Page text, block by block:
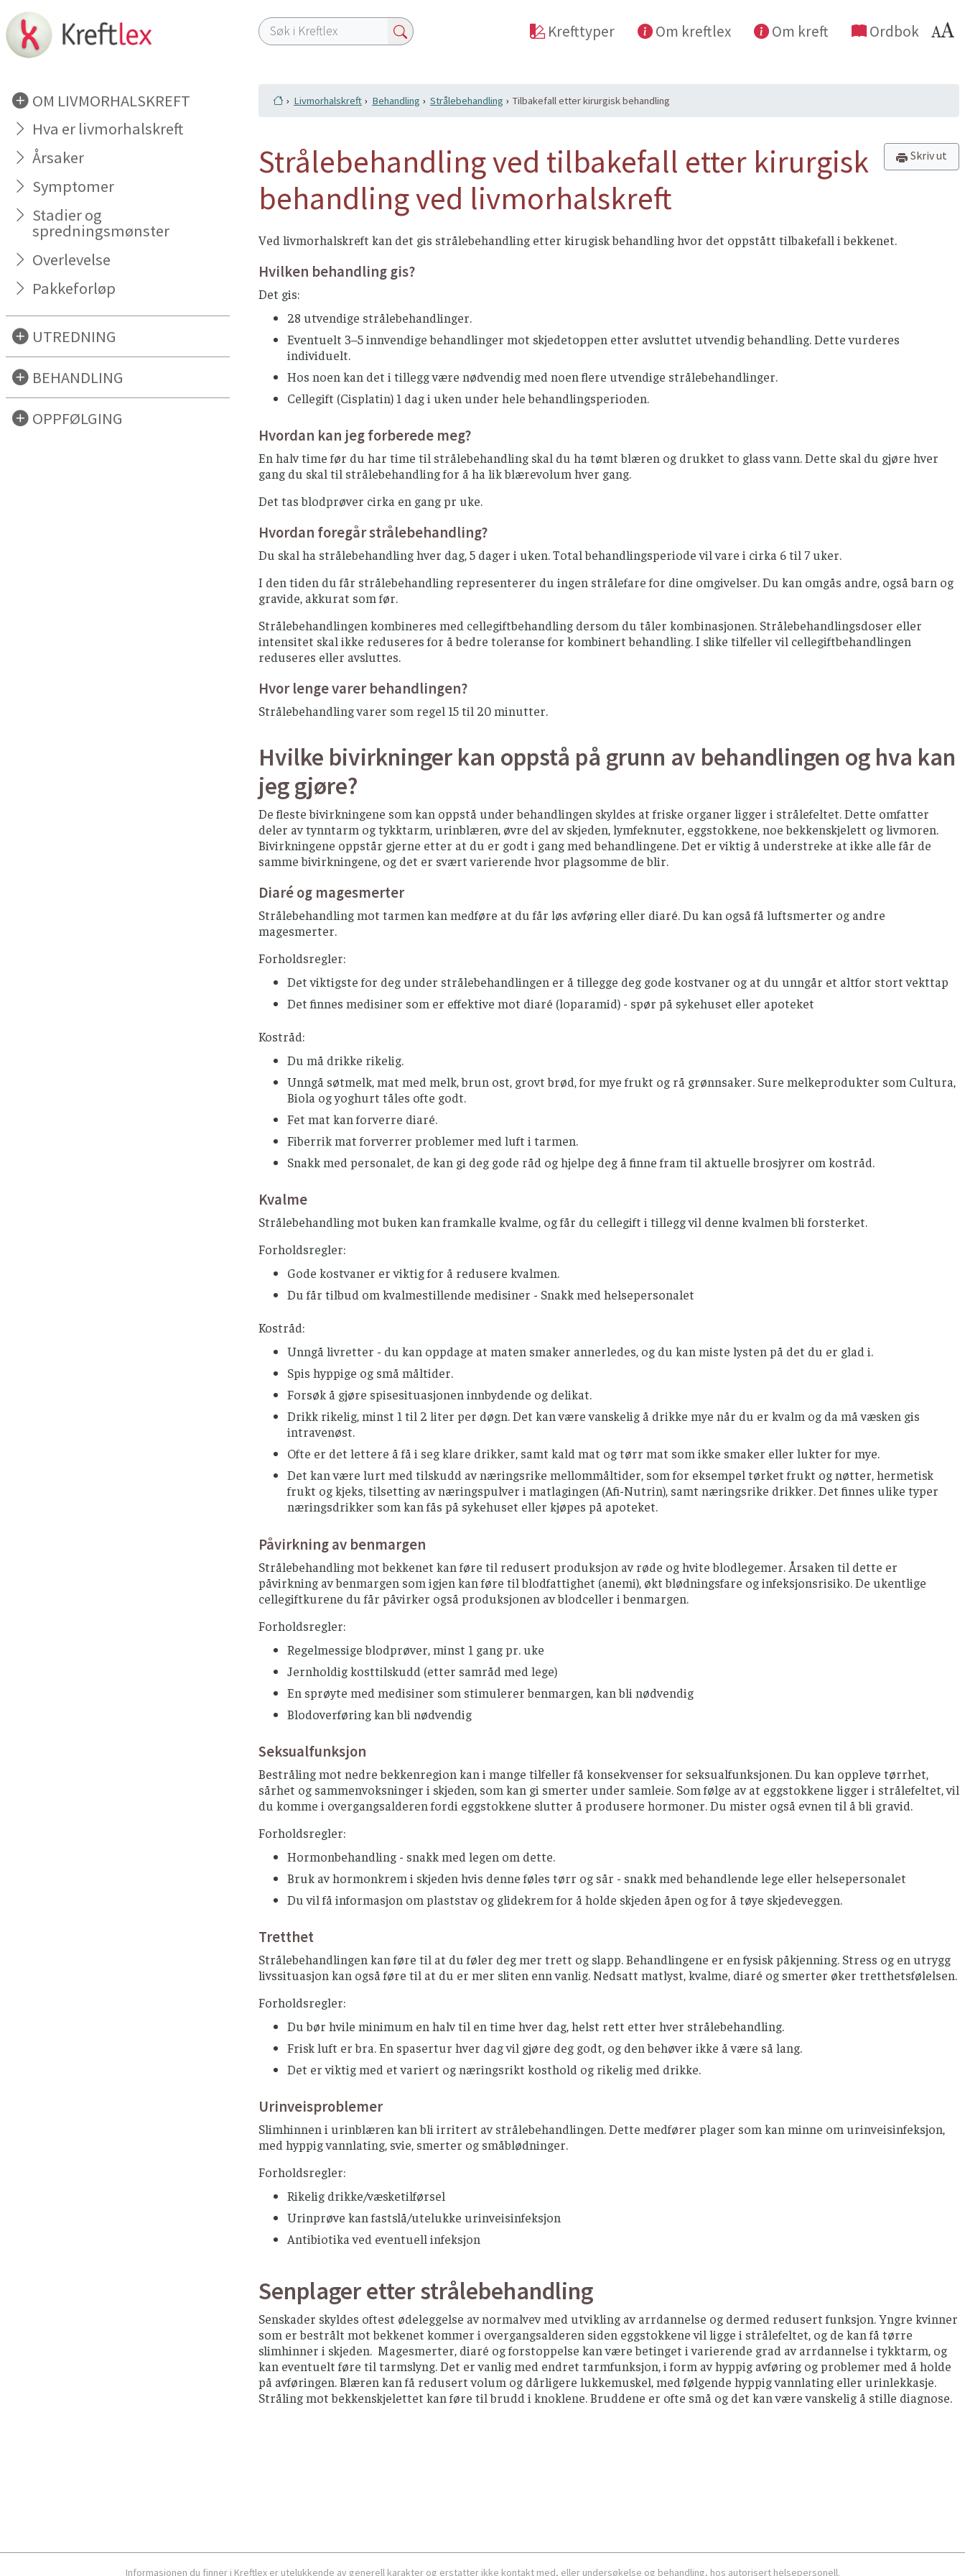
OM LIVMORHALSKREFT
Hva er livmorhalskreft
Årsaker
Symptomer
Stadier og
spredningsmønster
Overlevelse
Pakkeforløp
UTREDNING
BEHANDLING
OPPFØLGING
Krefttyper Om kreftlex Om kreft Ordbok
Livmorhalskreft Behandling Strålebehandling Tilbakefall etter kirurgisk behandling
Skriv ut
Strålebehandling ved tilbakefall etter kirurgisk
behandling ved livmorhalskreft
Ved livmorhalskreft kan det gis strålebehandling etter kirugisk behandling hvor det oppstått tilbakefall i bekkenet.
Hvilken behandling gis?
Det gis:
28 utvendige strålebehandlinger.
Eventuelt 3–5 innvendige behandlinger mot skjedetoppen etter avsluttet utvendig behandling. Dette vurderes
individuelt.
Hos noen kan det i tillegg være nødvendig med noen flere utvendige strålebehandlinger.
Cellegift (Cisplatin) 1 dag i uken under hele behandlingsperioden.
Hvordan kan jeg forberede meg?
En halv time før du har time til strålebehandling skal du ha tømt blæren og drukket to glass vann. Dette skal du gjøre hver
gang du skal til strålebehandling for å ha lik blærevolum hver gang.
Det tas blodprøver cirka en gang pr uke.
Hvordan foregår strålebehandling?
Du skal ha strålebehandling hver dag, 5 dager i uken. Total behandlingsperiode vil vare i cirka 6 til 7 uker.
I den tiden du får strålebehandling representerer du ingen strålefare for dine omgivelser. Du kan omgås andre, også barn og
gravide, akkurat som før.
Strålebehandlingen kombineres med cellegiftbehandling dersom du tåler kombinasjonen. Strålebehandlingsdoser eller
intensitet skal ikke reduseres for å bedre toleranse for kombinert behandling. I slike tilfeller vil cellegiftbehandlingen
reduseres eller avsluttes.
Hvor lenge varer behandlingen?
Strålebehandling varer som regel 15 til 20 minutter.
Hvilke bivirkninger kan oppstå på grunn av behandlingen og hva kan
jeg gjøre?
De fleste bivirkningene som kan oppstå under behandlingen skyldes at friske organer ligger i strålefeltet. Dette omfatter
deler av tynntarm og tykktarm, urinblæren, øvre del av skjeden, lymfeknuter, eggstokkene, noe bekkenskjelett og livmoren.
Bivirkningene oppstår gjerne etter at du er godt i gang med behandlingene. Det er viktig å understreke at ikke alle får de
samme bivirkningene, og det er svært varierende hvor plagsomme de blir.
Diaré og magesmerter
Strålebehandling mot tarmen kan medføre at du får løs avføring eller diaré. Du kan også få luftsmerter og andre
magesmerter.
Forholdsregler:
Det viktigste for deg under strålebehandlingen er å tillegge deg gode kostvaner og at du unngår et altfor stort vekttap
Det finnes medisiner som er effektive mot diaré (loparamid) - spør på sykehuset eller apoteket
Kostråd:
Du må drikke rikelig.
Unngå søtmelk, mat med melk, brun ost, grovt brød, for mye frukt og rå grønnsaker. Sure melkeprodukter som Cultura,
Biola og yoghurt tåles ofte godt.
Fet mat kan forverre diaré.
Fiberrik mat forverrer problemer med luft i tarmen.
Snakk med personalet, de kan gi deg gode råd og hjelpe deg å finne fram til aktuelle brosjyrer om kostråd.
Kvalme
Strålebehandling mot buken kan framkalle kvalme, og får du cellegift i tillegg vil denne kvalmen bli forsterket.
Forholdsregler:
Gode kostvaner er viktig for å redusere kvalmen.
Du får tilbud om kvalmestillende medisiner - Snakk med helsepersonalet
Kostråd:
Unngå livretter - du kan oppdage at maten smaker annerledes, og du kan miste lysten på det du er glad i.
Spis hyppige og små måltider.
Forsøk å gjøre spisesituasjonen innbydende og delikat.
Drikk rikelig, minst 1 til 2 liter per døgn. Det kan være vanskelig å drikke mye når du er kvalm og da må væsken gis
intravenøst.
Ofte er det lettere å få i seg klare drikker, samt kald mat og tørr mat som ikke smaker eller lukter for mye.
Det kan være lurt med tilskudd av næringsrike mellommåltider, som for eksempel tørket frukt og nøtter, hermetisk
frukt og kjeks, tilsetting av næringspulver i matlagingen (Afi-Nutrin), samt næringsrike drikker. Det finnes ulike typer
næringsdrikker som kan fås på sykehuset eller kjøpes på apoteket.
Påvirkning av benmargen
Strålebehandling mot bekkenet kan føre til redusert produksjon av røde og hvite blodlegemer. Årsaken til dette er
påvirkning av benmargen som igjen kan føre til blodfattighet (anemi), økt blødningsfare og infeksjonsrisiko. De ukentlige
cellegiftkurene du får påvirker også produksjonen av blodceller i benmargen.
Forholdsregler:
Regelmessige blodprøver, minst 1 gang pr. uke
Jernholdig kosttilskudd (etter samråd med lege)
En sprøyte med medisiner som stimulerer benmargen, kan bli nødvendig
Blodoverføring kan bli nødvendig
Seksualfunksjon
Bestråling mot nedre bekkenregion kan i mange tilfeller få konsekvenser for seksualfunksjonen. Du kan oppleve tørrhet,
sårhet og sammenvoksninger i skjeden, som kan gi smerter under samleie. Som følge av at eggstokkene ligger i strålefeltet, vil
du komme i overgangsalderen fordi eggstokkene slutter å produsere hormoner. Du mister også evnen til å bli gravid.
Forholdsregler:
Hormonbehandling - snakk med legen om dette.
Bruk av hormonkrem i skjeden hvis denne føles tørr og sår - snakk med behandlende lege eller helsepersonalet
Du vil få informasjon om plaststav og glidekrem for å holde skjeden åpen og for å tøye skjedeveggen.
Tretthet
Strålebehandlingen kan føre til at du føler deg mer trett og slapp. Behandlingene er en fysisk påkjenning. Stress og en utrygg
livssituasjon kan også føre til at du er mer sliten enn vanlig. Nedsatt matlyst, kvalme, diaré og smerter øker tretthetsfølelsen.
Forholdsregler:
Du bør hvile minimum en halv til en time hver dag, helst rett etter hver strålebehandling.
Frisk luft er bra. En spasertur hver dag vil gjøre deg godt, og den behøver ikke å være så lang.
Det er viktig med et variert og næringsrikt kosthold og rikelig med drikke.
Urinveisproblemer
Slimhinnen i urinblæren kan bli irritert av strålebehandlingen. Dette medfører plager som kan minne om urinveisinfeksjon,
med hyppig vannlating, svie, smerter og småblødninger.
Forholdsregler:
Rikelig drikke/væsketilførsel
Urinprøve kan fastslå/utelukke urinveisinfeksjon
Antibiotika ved eventuell infeksjon
Senplager etter strålebehandling
Senskader skyldes oftest ødeleggelse av normalvev med utvikling av arrdannelse og dermed redusert funksjon. Yngre kvinner
som er bestrålt mot bekkenet kommer i overgangsalderen siden eggstokkene vil ligge i strålefeltet, og de kan få tørre
slimhinner i skjeden. Magesmerter, diaré og forstoppelse kan være betinget i varierende grad av arrdannelse i tykktarm, og
kan eventuelt føre til tarmslyng. Det er vanlig med endret tarmfunksjon, i form av hyppig avføring og problemer med å holde
på avføringen. Blæren kan få redusert volum og dårligere lukkemuskel, med følgende hyppig vannlating eller urinlekkasje.
Stråling mot bekkenskjelettet kan føre til brudd i knoklene. Bruddene er ofte små og det kan være vanskelig å stille diagnose.
Informasjonen du finner i Kreftlex er utelukkende av generell karakter og erstatter ikke kontakt med, eller undersøkelse og behandling, hos autorisert helsepersonell.